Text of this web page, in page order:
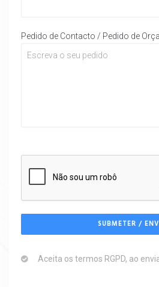
Pedido de Contacto / Pedido de
SUBMETER /
Aceita os termos RGPD, ao